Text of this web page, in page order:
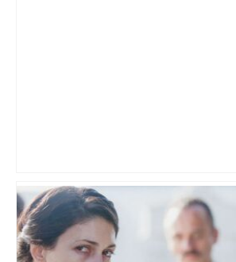
Top 14: comment Perpignan a une
nouvelle fois fait tomber Toulouse? –
RMC Sport